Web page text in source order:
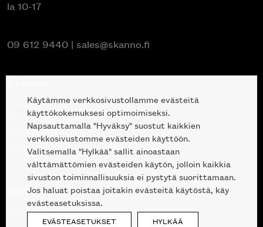
la 10-17
09 612 9440 | sales@skanno.fi
Tuotteet
Suunnittelupalvelu
Projektimyynti
Liike Helsingin keskustassa
Outlet
Poistuvat mallikappaleet
Käytämme verkkosivustollamme evästeitä
käyttökokemuksesi optimoimiseksi.
Napsauttamalla "Hyväksy" suostut kaikkien
verkkosivustomme evästeiden käyttöön.
Valitsemalla "Hylkää" sallit ainoastaan
välttämättömien evästeiden käytön, jolloin kaikkia
sivuston toiminnallisuuksia ei pystytä suorittamaan.
Jos haluat poistaa joitakin evästeitä käytöstä, käy
evästeasetuksissa.
EVÄSTEASETUKSET HYLKÄÄ